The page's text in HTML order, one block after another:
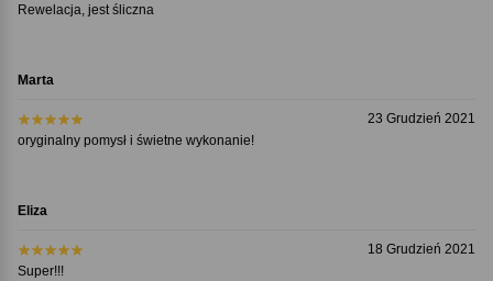
Rewelacja, jest śliczna
Marta
23 Grudzień 2021
oryginalny pomysł i świetne wykonanie!
Eliza
18 Grudzień 2021
Super!!!